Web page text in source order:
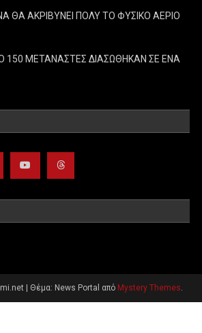
ΘΑ ΑΚΡΙΒΥΝΕΙ ΠΟΛΥ ΤΟ ΦΥΣΙΚΟ ΑΕΡΙΟ
150 ΜΕΤΑΝΑΣΤΕΣ ΔΙΑΣΩΘΗΚΑΝ ΣΕ ΕΝΑ
Θέμα: News Portal από Mystery Themes.